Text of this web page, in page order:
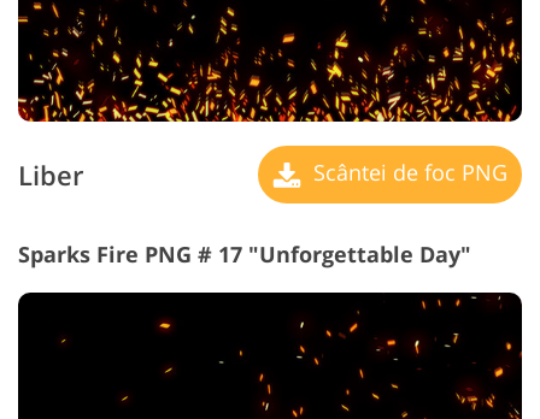
Liber Scântei de foc PNG
Sparks Fire PNG # 17 "Unforgettable Day"